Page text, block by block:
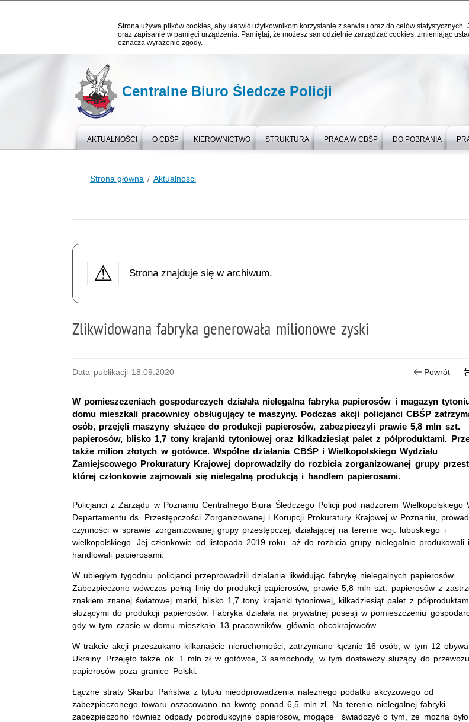
Strona używa plików cookies, aby ułatwić użytkownikom korzystanie z serwisu oraz do celów
oraz zapisanie w pamięci urządzenia. Pamiętaj, że możesz samodzielnie zarządzać cookies, zmieniając
oznacza wyrażenie zgody.
Centralne Biuro Śledcze Policji
AKTUALNOŚCI O CBŚP KIEROWNICTWO STRUKTURA PRACA W CBŚP DO POBRANIA
Strona główna Aktualności
Strona znajduje się w archiwum.
Zlikwidowana fabryka generowała milionowe zyski
Data publikacji 18.09.2020 Powrót
W pomieszczeniach gospodarczych działała nielegalna fabryka papierosów i magazyn
domu mieszkali pracownicy obsługujący te maszyny. Podczas akcji policjanci CBŚP
osób, przejęli maszyny służące do produkcji papierosów, zabezpieczyli prawie 5,8 mln szt.
papierosów, blisko 1,7 tony krajanki tytoniowej oraz kilkadziesiąt palet z półproduktami.
także milion złotych w gotówce. Wspólne działania CBŚP i Wielkopolskiego Wydziału
Zamiejscowego Prokuratury Krajowej doprowadziły do rozbicia zorganizowanej grupy
której członkowie zajmowali się nielegalną produkcją i handlem papierosami.
Policjanci z Zarządu w Poznaniu Centralnego Biura Śledczego Policji pod nadzorem Wielkopolskiego
Departamentu ds. Przestępczości Zorganizowanej i Korupcji Prokuratury Krajowej w Poznaniu,
czynności w sprawie zorganizowanej grupy przestępczej, działającej na terenie woj. lubuskiego i
wielkopolskiego. Jej członkowie od listopada 2019 roku, aż do rozbicia grupy nielegalnie produkowali i
handlowali papierosami.
W ubiegłym tygodniu policjanci przeprowadzili działania likwidując fabrykę nielegalnych papierosów.
Zabezpieczono wówczas pełną linię do produkcji papierosów, prawie 5,8 mln szt. papierosów z
znakiem znanej światowej marki, blisko 1,7 tony krajanki tytoniowej, kilkadziesiąt palet z
służącymi do produkcji papierosów. Fabryka działała na prywatnej posesji w pomieszczeniu
gdy w tym czasie w domu mieszkało 13 pracowników, głównie obcokrajowców.
W trakcie akcji przeszukano kilkanaście nieruchomości, zatrzymano łącznie 16 osób, w tym 12
Ukrainy. Przejęto także ok. 1 mln zł w gotówce, 3 samochody, w tym dostawczy służący do przewozu
papierosów poza granice Polski.
Łączne straty Skarbu Państwa z tytułu nieodprowadzenia należnego podatku akcyzowego od
zabezpieczonego towaru oszacowano na kwotę ponad 6,5 mln zł. Na terenie nielegalnej fabryki
zabezpieczono również odpady poprodukcyjne papierosów, mogące świadczyć o tym, że można